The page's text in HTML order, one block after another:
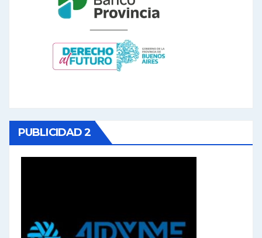
PUBLICIDAD 2